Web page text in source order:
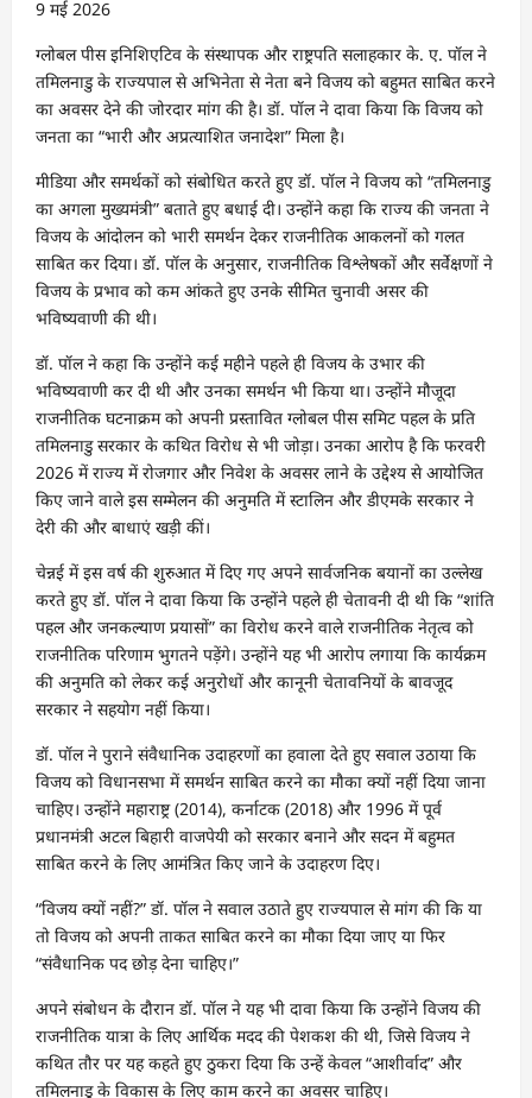
9 मई 2026
ग्लोबल पीस इनिशिएटिव के संस्थापक और राष्ट्रपति सलाहकार के. ए. पॉल ने
तमिलनाडु के राज्यपाल से अभिनेता से नेता बने विजय को बहुमत साबित करने
का अवसर देने की जोरदार मांग की है। डॉ. पॉल ने दावा किया कि विजय को
जनता का “भारी और अप्रत्याशित जनादेश” मिला है।
मीडिया और समर्थकों को संबोधित करते हुए डॉ. पॉल ने विजय को “तमिलनाडु
का अगला मुख्यमंत्री” बताते हुए बधाई दी। उन्होंने कहा कि राज्य की जनता ने
विजय के आंदोलन को भारी समर्थन देकर राजनीतिक आकलनों को गलत
साबित कर दिया। डॉ. पॉल के अनुसार, राजनीतिक विश्लेषकों और सर्वेक्षणों ने
विजय के प्रभाव को कम आंकते हुए उनके सीमित चुनावी असर की
भविष्यवाणी की थी।
डॉ. पॉल ने कहा कि उन्होंने कई महीने पहले ही विजय के उभार की
भविष्यवाणी कर दी थी और उनका समर्थन भी किया था। उन्होंने मौजूदा
राजनीतिक घटनाक्रम को अपनी प्रस्तावित ग्लोबल पीस समिट पहल के प्रति
तमिलनाडु सरकार के कथित विरोध से भी जोड़ा। उनका आरोप है कि फरवरी
2026 में राज्य में रोजगार और निवेश के अवसर लाने के उद्देश्य से आयोजित
किए जाने वाले इस सम्मेलन की अनुमति में स्टालिन और डीएमके सरकार ने
देरी की और बाधाएं खड़ी कीं।
चेन्नई में इस वर्ष की शुरुआत में दिए गए अपने सार्वजनिक बयानों का उल्लेख
करते हुए डॉ. पॉल ने दावा किया कि उन्होंने पहले ही चेतावनी दी थी कि “शांति
पहल और जनकल्याण प्रयासों” का विरोध करने वाले राजनीतिक नेतृत्व को
राजनीतिक परिणाम भुगतने पड़ेंगे। उन्होंने यह भी आरोप लगाया कि कार्यक्रम
की अनुमति को लेकर कई अनुरोधों और कानूनी चेतावनियों के बावजूद
सरकार ने सहयोग नहीं किया।
डॉ. पॉल ने पुराने संवैधानिक उदाहरणों का हवाला देते हुए सवाल उठाया कि
विजय को विधानसभा में समर्थन साबित करने का मौका क्यों नहीं दिया जाना
चाहिए। उन्होंने महाराष्ट्र (2014), कर्नाटक (2018) और 1996 में पूर्व
प्रधानमंत्री अटल बिहारी वाजपेयी को सरकार बनाने और सदन में बहुमत
साबित करने के लिए आमंत्रित किए जाने के उदाहरण दिए।
“विजय क्यों नहीं?” डॉ. पॉल ने सवाल उठाते हुए राज्यपाल से मांग की कि या
तो विजय को अपनी ताकत साबित करने का मौका दिया जाए या फिर
“संवैधानिक पद छोड़ देना चाहिए।”
अपने संबोधन के दौरान डॉ. पॉल ने यह भी दावा किया कि उन्होंने विजय की
राजनीतिक यात्रा के लिए आर्थिक मदद की पेशकश की थी, जिसे विजय ने
कथित तौर पर यह कहते हुए ठुकरा दिया कि उन्हें केवल “आशीर्वाद” और
तमिलनाडु के विकास के लिए काम करने का अवसर चाहिए।